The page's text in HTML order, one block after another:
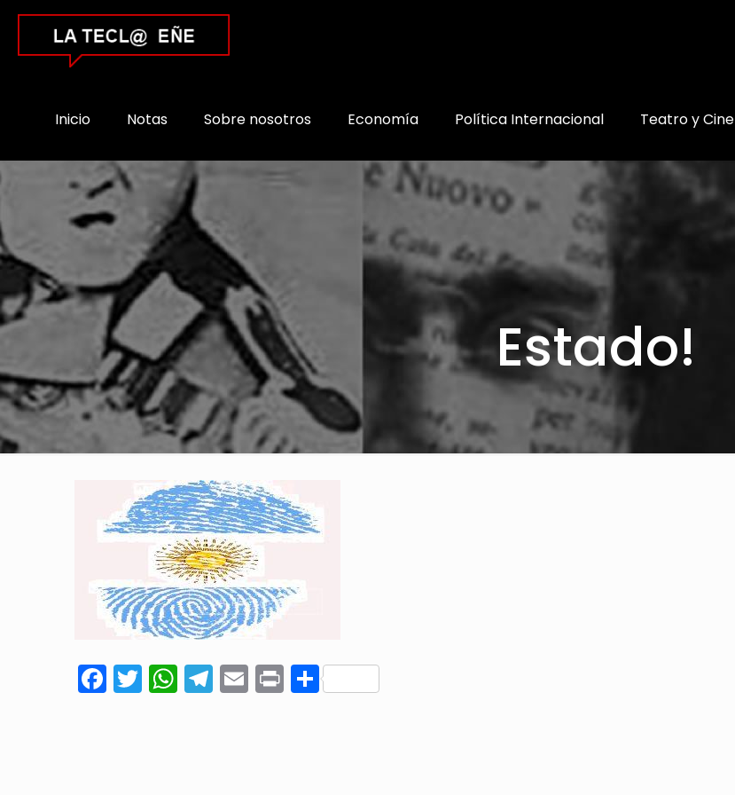
Inicio Notas Sobre nosotros Economía Política Internacional Teatro y Cine
Estado!
Facebook
Twitter
WhatsApp
Telegram
Email
PrintCompartir